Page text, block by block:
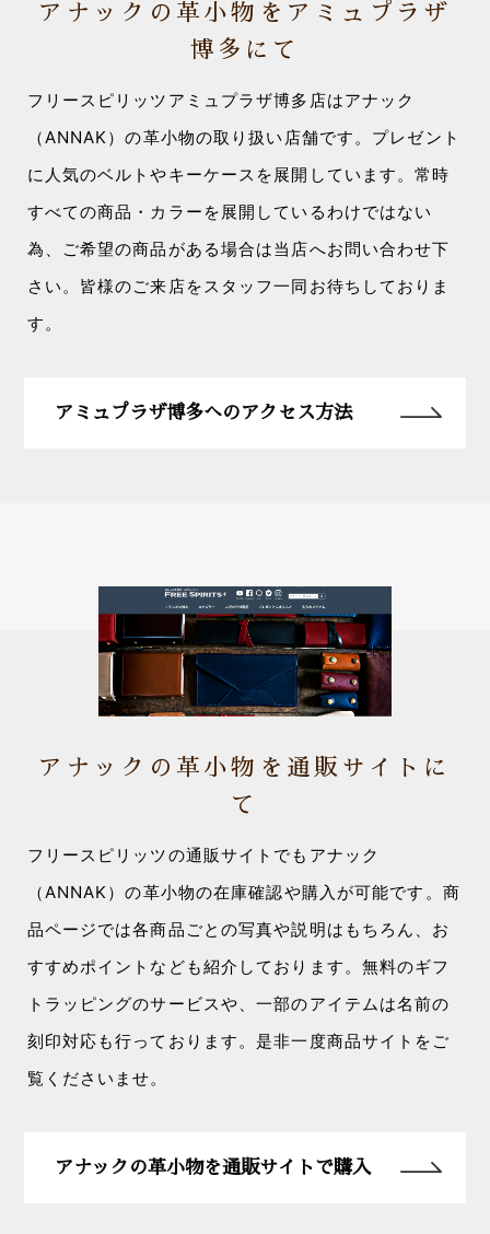
アナックの革小物をアミュプラザ
博多にて
フリースピリッツアミュプラザ博多店はアナック
（ANNAK）の革小物の取り扱い店舗です。プレゼント
に人気のベルトやキーケースを展開しています。常時
すべての商品・カラーを展開しているわけではない
為、ご希望の商品がある場合は当店へお問い合わせ下
さい。皆様のご来店をスタッフ一同お待ちしておりま
す。
アミュプラザ博多へのアクセス方法
アナックの革小物を通販サイトに
て
フリースピリッツの通販サイトでもアナック
（ANNAK）の革小物の在庫確認や購入が可能です。商
品ページでは各商品ごとの写真や説明はもちろん、お
すすめポイントなども紹介しております。無料のギフ
トラッピングのサービスや、一部のアイテムは名前の
刻印対応も行っております。是非一度商品サイトをご
覧くださいませ。
アナックの革小物を通販サイトで購入